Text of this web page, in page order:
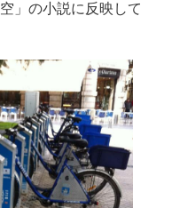
」の小説に反映して